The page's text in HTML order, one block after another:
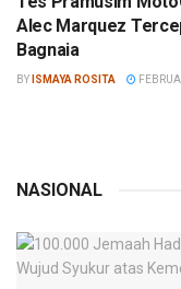
Alec Marquez
Bagnaia
BY ISMAYA ROSITA
NASIONAL